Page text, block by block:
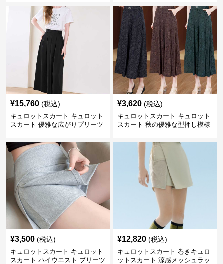
¥15,760 (税込)
キュロットスカート キュロット
スカート 優雅な広がりプリーツ
¥3,620 (税込)
キュロットスカート キュロット
スカート 秋の優雅な型押し模様
¥3,500 (税込)
キュロットスカート キュロット
スカート ハイウエスト プリーツ
¥12,820 (税込)
キュロットスカート 巻きキュロ
ットスカート 涼感メッシュラッ